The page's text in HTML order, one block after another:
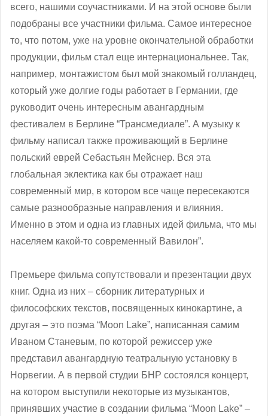
всего, нашими соучастниками. И на этой основе были
подобраны все участники фильма. Самое интересное
то, что потом, уже на уровне окончательной обработки
продукции, фильм стал еще интернациональнее. Так,
например, монтажистом был мой знакомый голландец,
который уже долгие годы работает в Германии, где
руководит очень интересным авангардным
фестивалем в Берлине “Трансмедиале”. А музыку к
фильму написал также проживающий в Берлине
польский еврей Себастьян Мейснер. Вся эта
глобальная эклектика как бы отражает наш
современный мир, в котором все чаще пересекаются
самые разнообразные направления и влияния.
Именно в этом и одна из главных идей фильма, что мы
населяем какой-то современный Вавилон”.
Премьере фильма сопутствовали и презентации двух
книг. Одна из них – сборник литературных и
философских текстов, посвященных кинокартине, а
другая – это поэма “Moon Lake”, написанная самим
Иваном Станевым, по которой режиссер уже
представил авангардную театральную установку в
Норвегии. А в первой студии БНР состоялся концерт,
на котором выступили некоторые из музыкантов,
принявших участие в создании фильма “Moon Lake” –